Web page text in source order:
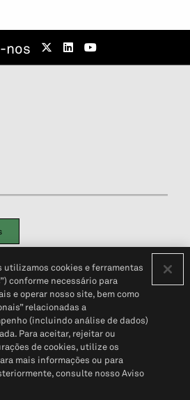
nos
de privacidade do cliente (em inglês)
Pessoais© 2026 S&P Global
utilizamos cookies e ferramentas
conforme necessário para
e operar nosso site, bem como
relacionadas a
(incluindo análise de dados)
Para aceitar, rejeitar ou
de cookies, utilize os
mais informações ou para
consulte nosso Aviso